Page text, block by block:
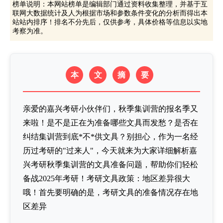
榜单说明：本网站榜单是编辑部门通过资料收集整理，并基于互
联网大数据统计及人为根据市场和参数条件变化的分析而得出本
站站内排序！排名不分先后，仅供参考，具体价格等信息以实地
考察为准。
本 文 摘 要
亲爱的嘉兴考研小伙伴们，秋季集训营的报名季又
来啦！是不是正在为准备哪些文具而发愁？是否在
纠结集训营到底*不*供文具？别担心，作为一名经
历过考研的"过来人"，今天就来为大家详细解析嘉
兴考研秋季集训营的文具准备问题，帮助你们轻松
备战2025年考研！考研文具政策：地区差异很大
哦！首先要明确的是，考研文具的准备情况存在地
区差异